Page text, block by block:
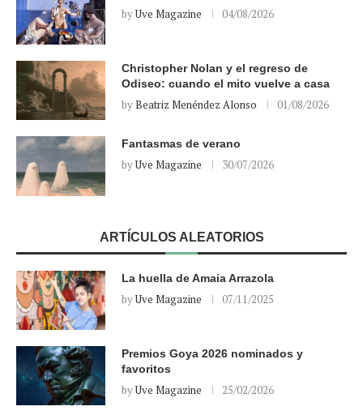
byUve Magazine 04/08/2026
Christopher Nolan y el regreso de
Odiseo: cuando el mito vuelve a casa
byBeatriz Menéndez Alonso 01/08/2026
Fantasmas de verano
byUve Magazine 30/07/2026
ARTÍCULOS ALEATORIOS
La huella de Amaia Arrazola
byUve Magazine 07/11/2025
Premios Goya 2026 nominados y
favoritos
byUve Magazine 25/02/2026